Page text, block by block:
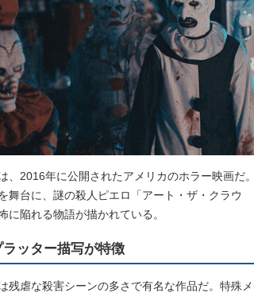
、2016年に公開されたアメリカのホラー映画だ。
舞台に、謎の殺人ピエロ「アート・ザ・クラウ
に陥れる物語が描かれている。
ッター描写が特徴
残虐な殺害シーンの多さで有名な作品だ。特殊メ